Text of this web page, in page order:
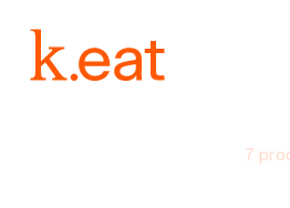
al contenido
7